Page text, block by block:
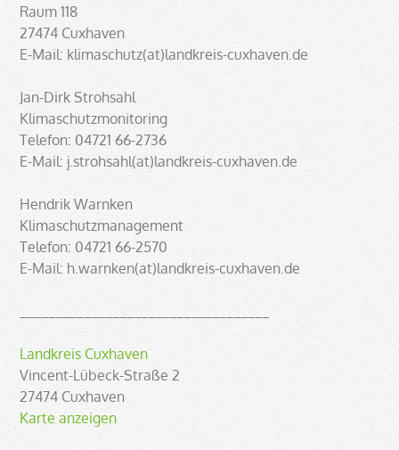
Raum 118
27474 Cuxhaven
E-Mail: klimaschutz(at)landkreis-cuxhaven.de
Jan-Dirk Strohsahl
Klimaschutzmonitoring
Telefon: 04721 66-2736
E-Mail: j.strohsahl(at)landkreis-cuxhaven.de
Hendrik Warnken
Klimaschutzmanagement
Telefon: 04721 66-2570
E-Mail: h.warnken(at)landkreis-cuxhaven.de
Landkreis Cuxhaven
Vincent-Lübeck-Straße 2
27474 Cuxhaven
Karte anzeigen